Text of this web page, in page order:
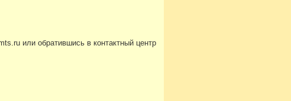
или обратившись в контактный центр